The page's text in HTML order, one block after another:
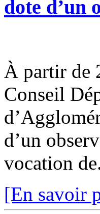
dote d’un
À partir de
Conseil
d’un
vocation
[En savoir